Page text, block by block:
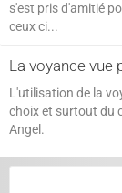
s'est pris d'amitié
ceux ci...
La voyance vue
L'utilisation de la
choix et surtout du
Angel.